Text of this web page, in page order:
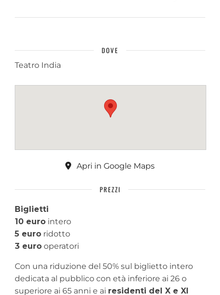
DOVE
Teatro India
Apri in Google Maps
PREZZI
Biglietti
10 euro intero
5 euro ridotto
3 euro operatori
Con una riduzione del 50% sul biglietto intero
dedicata al pubblico con età inferiore ai 26 o
superiore ai 65 anni e ai residenti del X e XI